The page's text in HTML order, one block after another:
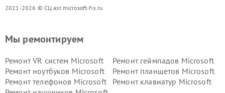
2021-2026 © СЦ ast.microsoft-fix.ru
Мы ремонтируем
Ремонт VR систем Microsoft
Ремонт геймпадов Microsoft
Ремонт ноутбуков Microsoft
Ремонт планшетов Microsoft
Ремонт телефонов Microsoft
Ремонт клавиатур Microsoft